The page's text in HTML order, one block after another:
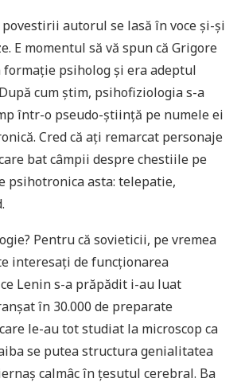
autorul se lasă în voce și-și
E momentul să vă spun că Grigore
formație psiholog și era adeptul
cum știm, psihofiziologia s-a
într-o pseudo-știință pe numele ei
Cred că ați remarcat personaje
bat câmpii despre chestiile pe
psihotronica asta: telepatie,
Pentru că sovieticii, pe vremea
interesați de funcționarea
Lenin s-a prăpădit i-au luat
în 30.000 de preparate
le-au tot studiat la microscop ca
se putea structura genialitatea
calmâc în țesutul cerebral. Ba